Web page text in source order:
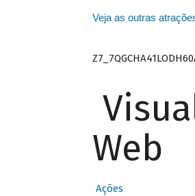
Veja as outras
Web
Ações